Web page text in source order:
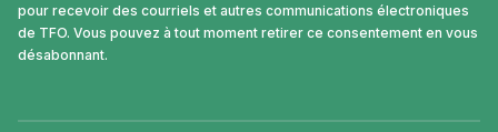
pour recevoir des courriels et autres communications électroniques
de TFO. Vous pouvez à tout moment retirer ce consentement en vous
désabonnant.